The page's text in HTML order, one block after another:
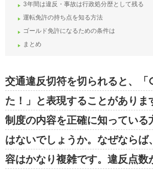
3年間は違反・事故は行政処分歴として残る
運転免許の持ち点を知る方法
ゴールド免許になるための条件は
まとめ
交通違反切符を切られると、
た！」と表現することがありま
制度の内容を正確に知っている
はないでしょうか。なぜならば
容はかなり複雑です。違反点数